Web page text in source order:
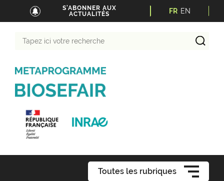
S'ABONNER AUX
ACTUALITÉS
FR EN
Toutes les rubriques